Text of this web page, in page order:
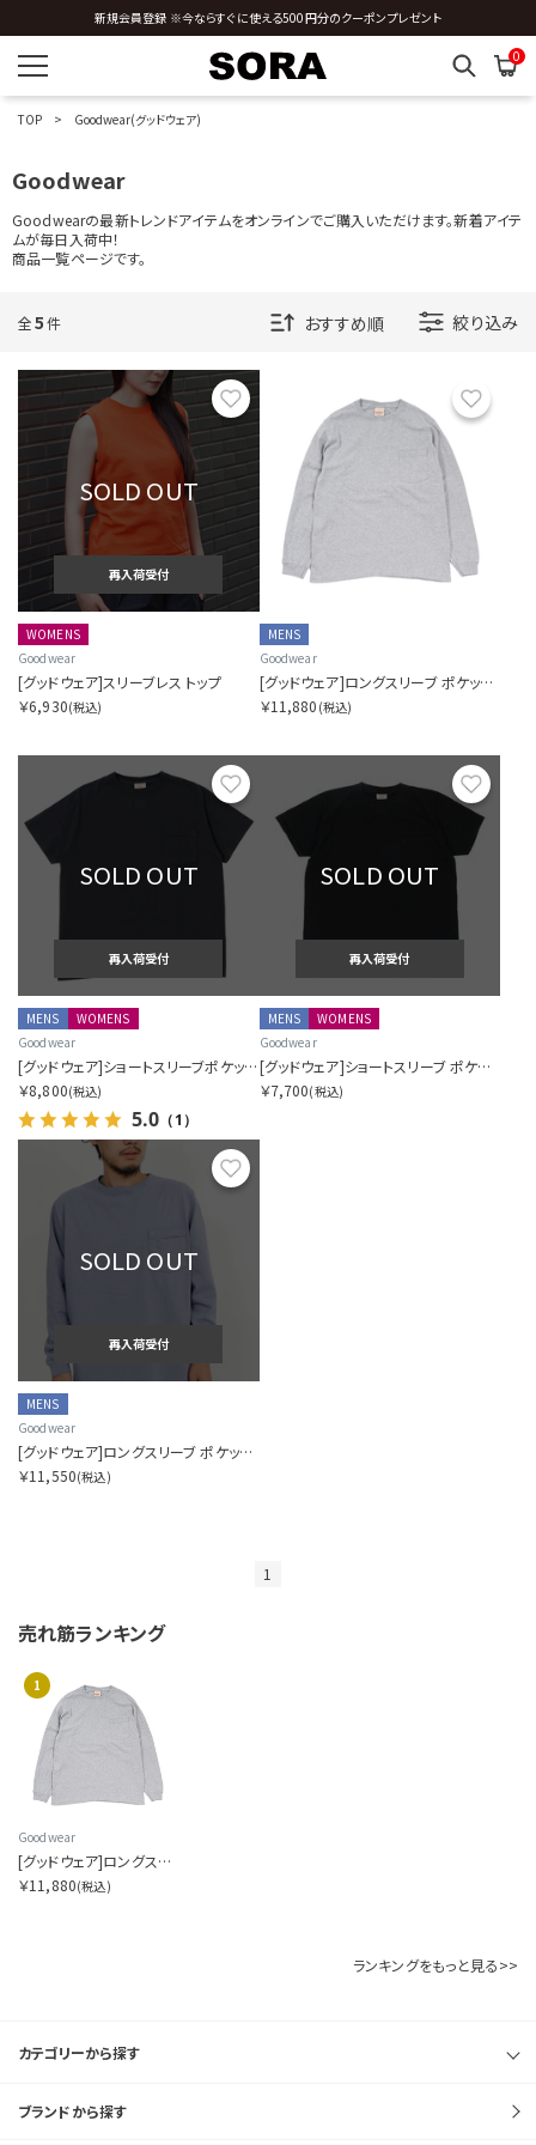
カラーを指定する
価格帯を指定する
〜 円
サイズを指定する
在庫を指定する
商品ステータスを指定する
表示順を指定する
表示件数を指定する
カラー展開を指定する
商品表示を指定する
2分割
3分割
新規会員登録 ※今ならすぐに使える500円分のクーポンプレゼント
0
TOP Goodwear(グッドウェア)
Goodwear
Goodwearの最新トレンドアイテムをオンラインでご購入いただけます。新着アイテ
ムが毎日入荷中！
商品一覧ページです。
全5件 絞り込み
お気に入り
SOLD OUT
再入荷受付
WOMENS
Goodwear
[グッドウェア]スリーブレス トップ
￥6,930(税込)
MENS
Goodwear
[グッドウェア]ロングスリーブ ポケットティー
￥11,880 (税込)
お気に入り
SOLD OUT
再入荷受付
MENS
WOMENS
Goodwear
[グッドウェア]ショートスリーブポケットティー
￥8,800(税込)
5.0 （1）
SOLD OUT
再入荷受付
MENS
WOMENS
Goodwear
[グッドウェア]ショートスリーブ ポケットティー
￥7,700(税込)
お気に入り
SOLD OUT
再入荷受付
MENS
Goodwear
[グッドウェア]ロングスリーブ ポケットティー
￥11,550(税込)
1
売れ筋ランキング
1
Goodwear
[グッドウェア]ロングスリーブ ポケットティー
￥11,880(税込)
ランキングをもっと見る>>
カテゴリーから探す
ブランドから探す